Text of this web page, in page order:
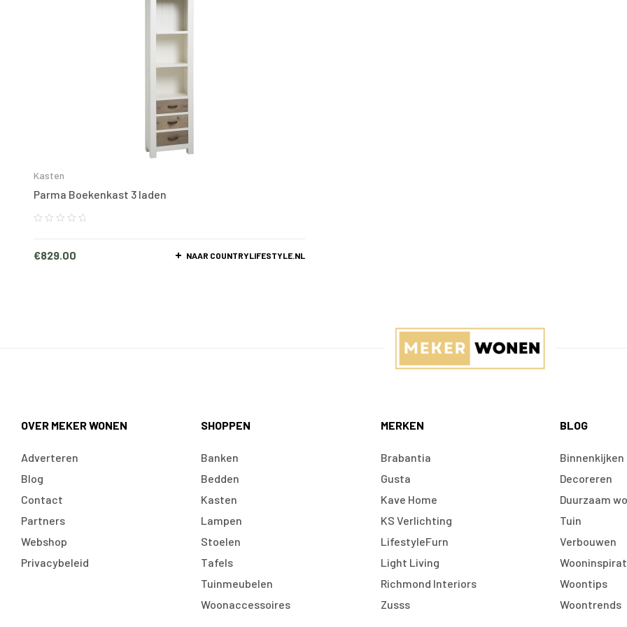
Kasten
Parma Boekenkast 3 laden
€829.00 NAAR COUNTRYLIFESTYLE.NL
OVER MEKER WONEN
Adverteren
Blog
Contact
Partners
Webshop
Privacybeleid
SHOPPEN
Banken
Bedden
Kasten
Lampen
Stoelen
Tafels
Tuinmeubelen
Woonaccessoires
MERKEN
Brabantia
Gusta
Kave Home
KS Verlichting
LifestyleFurn
Light Living
Richmond Interiors
Zusss
BLOG
Binnenkijken
Decoreren
Duurzaam
Tuin
Verbouwen
Woontips
Woontrends